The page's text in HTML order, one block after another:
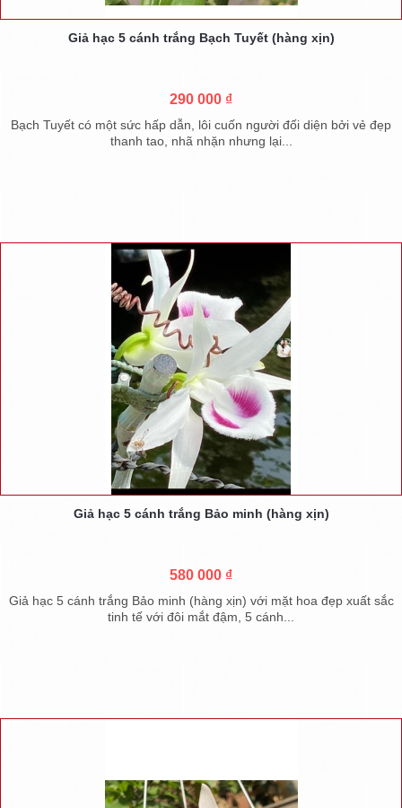
Giả hạc 5 cánh trắng Bạch Tuyết (hàng xịn)
290 000 ₫
Bạch Tuyết có một sức hấp dẫn, lôi cuốn người đối diện bởi vẻ đẹp
thanh tao, nhã nhặn nhưng lại...
Giả hạc 5 cánh trắng Bảo minh (hàng xịn)
580 000 ₫
Giả hạc 5 cánh trắng Bảo minh (hàng xịn) với mặt hoa đẹp xuất sắc
tinh tế với đôi mắt đậm, 5 cánh...